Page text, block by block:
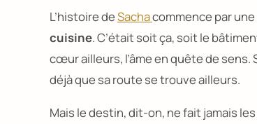
L’histoire deSachacommence par une
cuisine. C’était soit ça, soit le
cœur ailleurs, l’âme en quête de
déjà que sa route se trouve ailleurs.
Mais le destin, dit-on, ne fait jamais